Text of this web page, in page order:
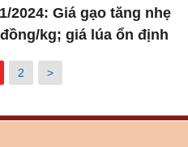
2024: Giá gạo tăng nhẹ
kg; giá lúa ổn định
2 >